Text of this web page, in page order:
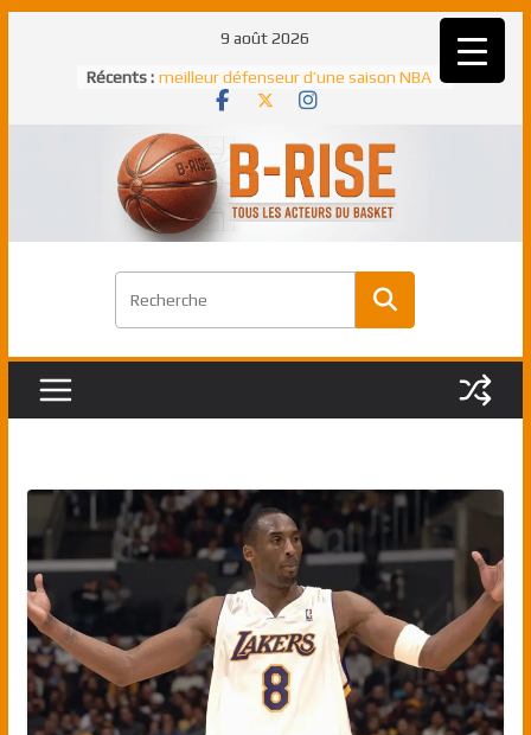
9 août 2026
Récents : Rudy Gobert, deuxième Français élu
meilleur défenseur d’une saison NBA
un troisième titre NBA, la rude bataille
face aux Pistons
NBA Finals 2021 : les Bucks et Giannis
Antetokounmpo triomphent, le Greek
Freek élu MVP
match à plus de 40 points en NBA, le
canadien transcendant face aux Spurs
premier européen sacré Rookie de